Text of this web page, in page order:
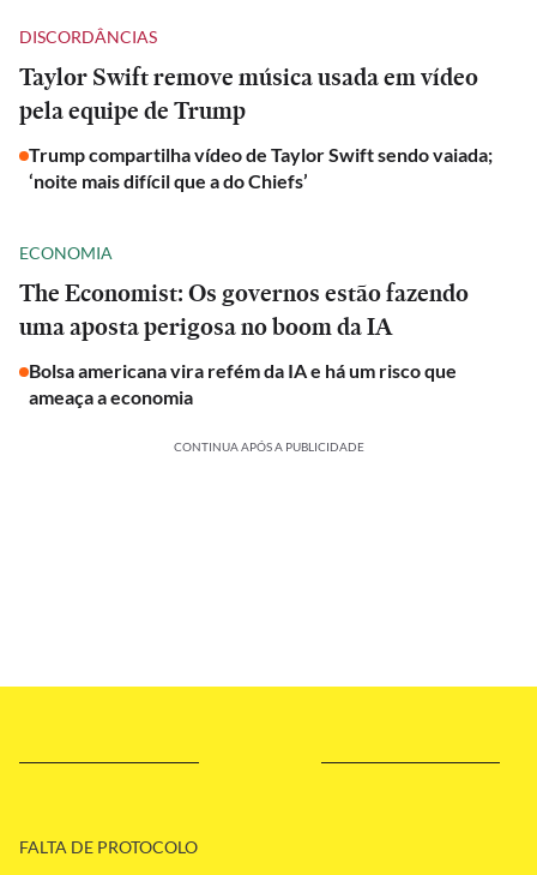
DISCORDÂNCIAS
Taylor Swift remove música usada em vídeo
pela equipe de Trump
Trump compartilha vídeo de Taylor Swift sendo vaiada;
‘noite mais difícil que a do Chiefs’
ECONOMIA
The Economist: Os governos estão fazendo
uma aposta perigosa no boom da IA
Bolsa americana vira refém da IA e há um risco que
ameaça a economia
CONTINUA APÓS A PUBLICIDADE
FALTA DE PROTOCOLO